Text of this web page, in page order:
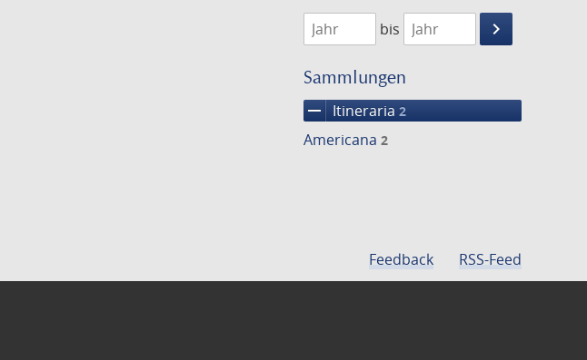
1859
1860
bis
keyboard_arrow_right
Suche
Sammlungen
remove Itineraria 2
Americana 2
Feedback RSS-Feed